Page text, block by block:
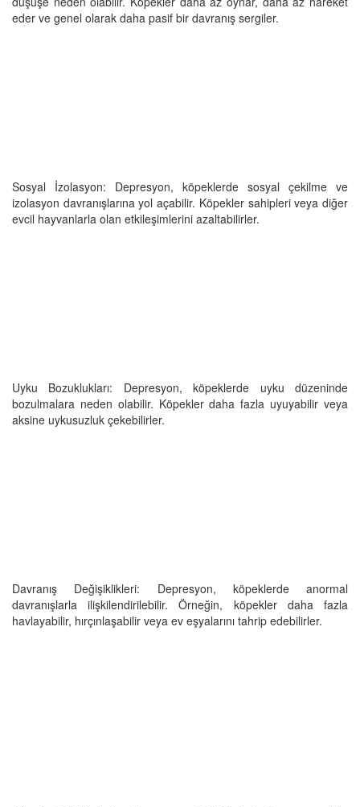
eder ve genel olarak daha pasif bir davranış sergiler.
Sosyal İzolasyon: Depresyon, köpeklerde sosyal çekilme ve
izolasyon davranışlarına yol açabilir. Köpekler sahipleri veya diğer
evcil hayvanlarla olan etkileşimlerini azaltabilirler.
Uyku Bozuklukları: Depresyon, köpeklerde uyku düzeninde
bozulmalara neden olabilir. Köpekler daha fazla uyuyabilir veya
aksine uykusuzluk çekebilirler.
Davranış Değişiklikleri: Depresyon, köpeklerde anormal
davranışlarla ilişkilendirilebilir. Örneğin, köpekler daha fazla
havlayabilir, hırçınlaşabilir veya ev eşyalarını tahrip edebilirler.